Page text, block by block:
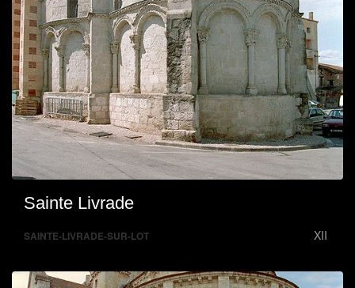
Sainte Livrade
SAINTE-LIVRADE-SUR-LOT XII